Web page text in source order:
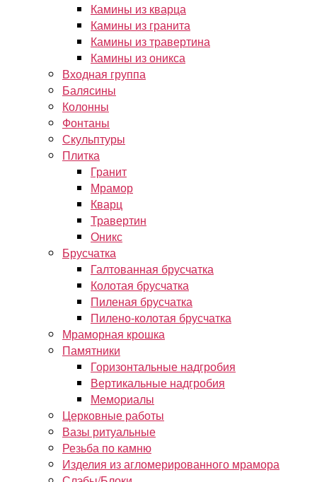
Камины из кварца
Камины из гранита
Камины из травертина
Камины из оникса
Входная группа
Балясины
Колонны
Фонтаны
Скульптуры
Плитка
Гранит
Мрамор
Кварц
Травертин
Оникс
Брусчатка
Галтованная брусчатка
Колотая брусчатка
Пиленая брусчатка
Пилено-колотая брусчатка
Мраморная крошка
Памятники
Горизонтальные надгробия
Вертикальные надгробия
Мемориалы
Церковные работы
Вазы ритуальные
Резьба по камню
Изделия из агломерированного мрамора